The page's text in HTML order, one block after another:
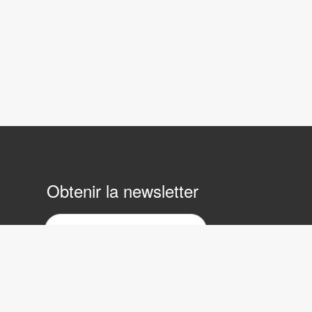
Obtenir la newsletter
Newsletter